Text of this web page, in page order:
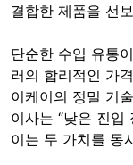
결합한 제품을 선
단순한 수입 유통
러의 합리적인 가
이케이의 정밀 기
이사는 “낮은 진입
이는 두 가치를 동